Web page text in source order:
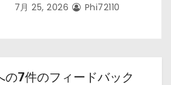
7月 25, 2026 Phi72110
の7件のフィードバック